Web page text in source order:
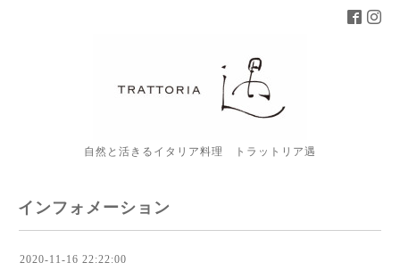
自然と活きるイタリア料理 トラットリア遇
インフォメーション
2020-11-16 22:22:00